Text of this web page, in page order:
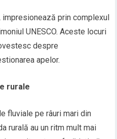
impresionează prin complexul
UNESCO. Aceste locuri
despre
apelor.
rurale
fluviale pe râuri mari din
rurală au un ritm mult mai